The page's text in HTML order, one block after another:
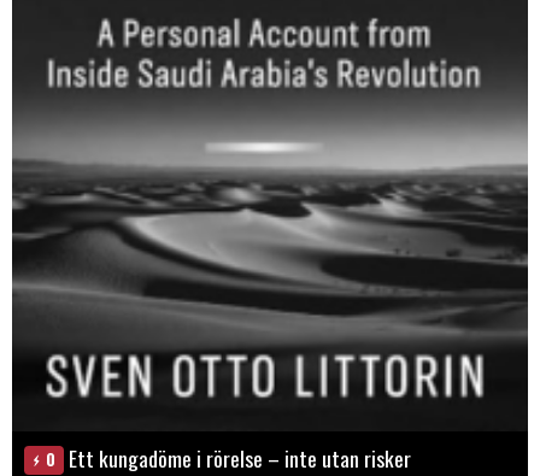
0 Ett kungadöme i rörelse – inte utan risker